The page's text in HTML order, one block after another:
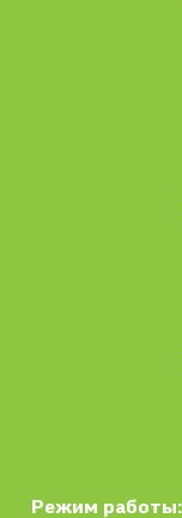
Режим работы: